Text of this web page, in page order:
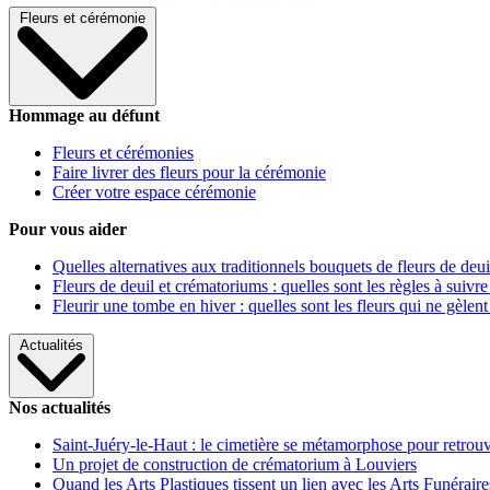
Fleurs et cérémonie
Hommage au défunt
Fleurs et cérémonies
Faire livrer des fleurs pour la cérémonie
Créer votre espace cérémonie
Pour vous aider
Quelles alternatives aux traditionnels bouquets de fleurs de
Fleurs de deuil et crématoriums : quelles sont les règles à
Fleurir une tombe en hiver : quelles sont les fleurs qui ne gèlent
Actualités
Nos actualités
Saint-Juéry-le-Haut : le cimetière se métamorphose pour
Un projet de construction de crématorium à Louviers
Quand les Arts Plastiques tissent un lien avec les Arts